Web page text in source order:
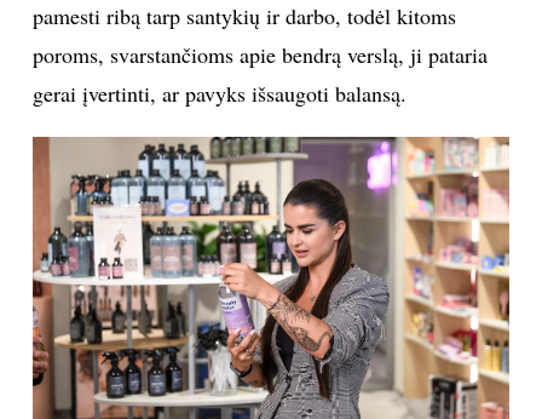
pamesti ribą tarp santykių ir darbo, todėl kitoms
poroms, svarstančioms apie bendrą verslą, ji pataria
gerai įvertinti, ar pavyks išsaugoti balansą.